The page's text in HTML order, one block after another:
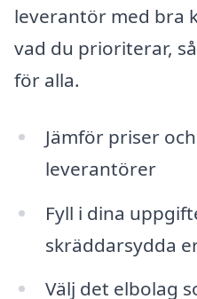
leverantör med bra
vad du prioriterar,
för alla.
Jämför priser
leverantörer
Fyll i dina
skräddarsydda
Välj det elbolag